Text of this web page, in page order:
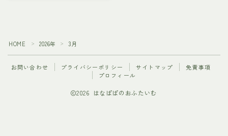
HOME ＞ 2026年 ＞ 3月
お問い合わせ プライバシーポリシー サイトマップ
免責事項
プロフィール
2026 はなぱぱのおふたいむ